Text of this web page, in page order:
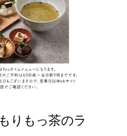
りもっ茶のラ